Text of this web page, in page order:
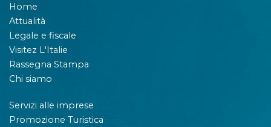
Home
Attualità
Legale e fiscale
Visitez L'Italie
Rassegna Stampa
Chi siamo
Servizi alle imprese
Promozione Turistica